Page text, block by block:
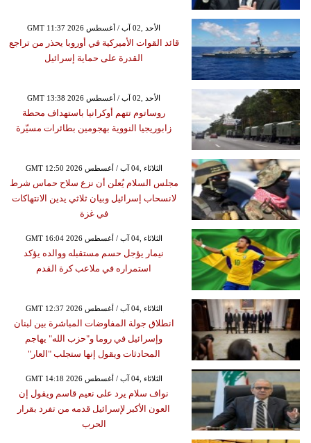
GMT 11:37 2026 الأحد ,02 آب / أغسطس
قائد القوات الأميركية في أوروبا يحذر من تراجع
القدرة على حماية إسرائيل
GMT 13:38 2026 الأحد ,02 آب / أغسطس
روساتوم تتهم أوكرانيا باستهداف محطة
زابوريجيا النووية بهجومين بطائرات مسيّرة
GMT 12:50 2026 الثلاثاء ,04 آب / أغسطس
مجلس السلام يُعلن أن نزع سلاح حماس شرط
لانسحاب إسرائيل وبيان ثلاثي يدين الانتهاكات
في غزة
GMT 16:04 2026 الثلاثاء ,04 آب / أغسطس
نيمار يؤجل حسم مستقبله ووالده يؤكد
استمراره في ملاعب كرة القدم
GMT 12:37 2026 الثلاثاء ,04 آب / أغسطس
انطلاق جولة المفاوضات المباشرة بين لبنان
وإسرائيل في روما و"حزب الله" يهاجم
المحادثات ويقول إنها ستجلب "العار"
GMT 14:18 2026 الثلاثاء ,04 آب / أغسطس
نواف سلام يرد على نعيم قاسم ويقول إن
العون الأكبر لإسرائيل قدمه من تفرد بقرار
الحرب